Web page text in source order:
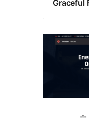
Graceful